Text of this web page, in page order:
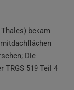
bekam
Die
TRGS 519 Teil 4